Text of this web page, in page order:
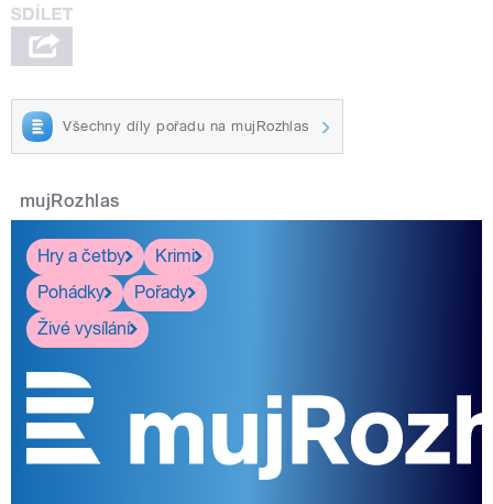
Všechny díly pořadu na mujRozhlas
mujRozhlas
Hry a četby
Krimi
Pohádky
Pořady
Živé vysílání